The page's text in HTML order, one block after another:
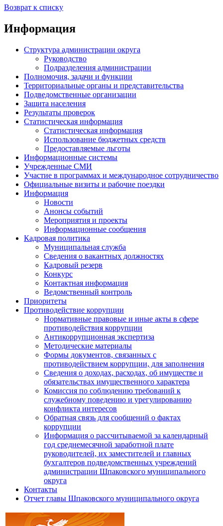
Возврат к списку
Информация
Структура администрации округа
Руководство
Подразделения администрации
Полномочия, задачи и функции
Территориальные органы и представительства
Подведомственные организации
Защита населения
Результаты проверок
Статистическая информация
Статистическая информация
Использование бюджетных средств
Предоставляемые льготы
Информационные системы
Учрежденные СМИ
Участие в программах и международное сотрудничество
Официальные визиты и рабочие поездки
Информация
Новости
Анонсы событий
Мероприятия и проекты
Информационные сообщения
Кадровая политика
Муниципальная служба
Сведения о вакантных должностях
Кадровый резерв
Конкурс
Контактная информация
Ведомственный контроль
Приоритеты
Противодействие коррупции
Нормативные правовые и иные акты в сфере
противодействия коррупции
Антикоррупционная экспертиза
Методические материалы
Формы документов, связанных с
противодействием коррупции, для заполнения
Сведения о доходах, расходах, об имуществе и
обязательствах имущественного характера
Комиссия по соблюдению требований к
служебному поведению и урегулированию
конфликта интересов
Обратная связь для сообщений о фактах
коррупции
Информация о рассчитываемой за календарный
год среднемесячной заработной плате
руководителей, их заместителей и главных
бухгалтеров подведомственных учреждений
администрации Шпаковского муниципального
округа
Контакты
Отчет главы Шпаковского муниципального округа